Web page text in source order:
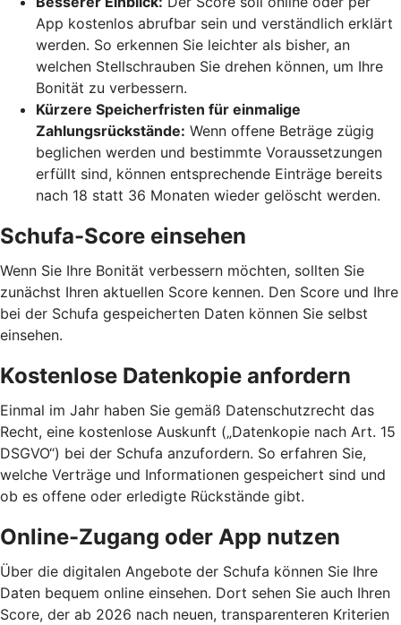
App kostenlos abrufbar sein und verständlich erklärt
werden. So erkennen Sie leichter als bisher, an
welchen Stellschrauben Sie drehen können, um Ihre
Bonität zu verbessern.
Kürzere Speicherfristen für einmalige
Zahlungsrückstände: Wenn offene Beträge zügig
beglichen werden und bestimmte Voraussetzungen
erfüllt sind, können entsprechende Einträge bereits
nach 18 statt 36 Monaten wieder gelöscht werden.
Schufa-Score einsehen
Wenn Sie Ihre Bonität verbessern möchten, sollten Sie
zunächst Ihren aktuellen Score kennen. Den Score und Ihre
bei der Schufa gespeicherten Daten können Sie selbst
einsehen.
Kostenlose Datenkopie anfordern
Einmal im Jahr haben Sie gemäß Datenschutzrecht das
Recht, eine kostenlose Auskunft („Datenkopie nach Art. 15
DSGVO“) bei der Schufa anzufordern. So erfahren Sie,
welche Verträge und Informationen gespeichert sind und
ob es offene oder erledigte Rückstände gibt.
Online-Zugang oder App nutzen
Über die digitalen Angebote der Schufa können Sie Ihre
Daten bequem online einsehen. Dort sehen Sie auch Ihren
Score, der ab 2026 nach neuen, transparenteren Kriterien